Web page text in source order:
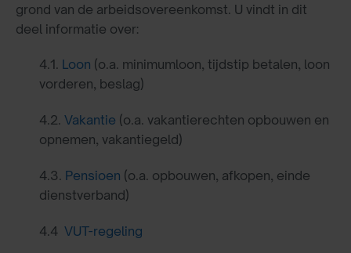
grond van de arbeidsovereenkomst. U vindt in dit
deel informatie over:
4.1. Loon (o.a. minimumloon, tijdstip betalen, loon
vorderen, beslag)
4.2. Vakantie (o.a. vakantierechten opbouwen en
opnemen, vakantiegeld)
4.3. Pensioen (o.a. opbouwen, afkopen, einde
dienstverband)
4.4 VUT-regeling